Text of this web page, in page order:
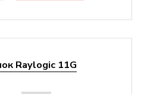
Raylogic 11G